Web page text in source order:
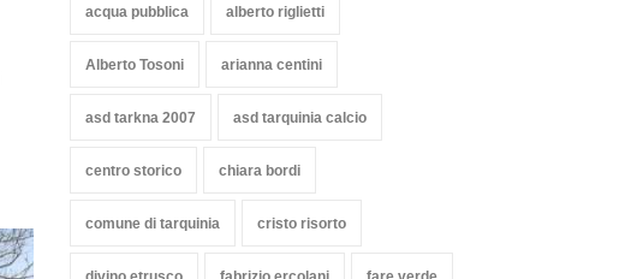
acqua pubblica alberto riglietti
Alberto Tosoni arianna centini
asd tarkna 2007 asd tarquinia calcio
centro storico chiara bordi
comune di tarquinia cristo risorto